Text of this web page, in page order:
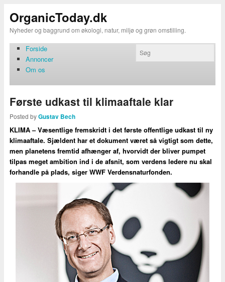
OrganicToday.dk
Nyheder og baggrund om økologi, natur, miljø og grøn omstilling.
Forside
Annoncer
Om os
Første udkast til klimaaftale klar
Posted byGustav Bech
KLIMA – Væsentlige fremskridt i det første offentlige udkast til ny
klimaaftale. Sjældent har et dokument været så vigtigt som dette,
men planetens fremtid afhænger af, hvorvidt der bliver pumpet
tilpas meget ambition ind i de afsnit, som verdens ledere nu skal
forhandle på plads, siger WWF Verdensnaturfonden.